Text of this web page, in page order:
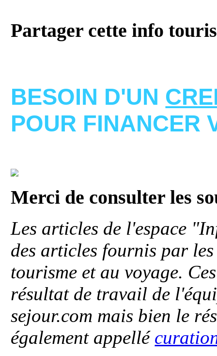
Partager cette info
BESOIN D'UN
POUR FINANCER
Merci de consulter les
Les articles de l'espace
des articles fournis par
tourisme et au voyage.
résultat de travail de
sejour.com mais bien le
également appellé